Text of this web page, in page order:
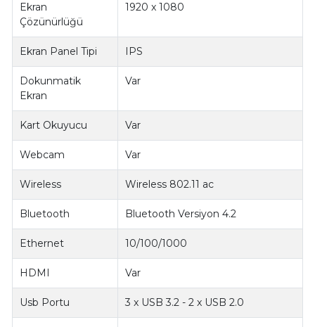
Ekran
Çözünürlüğü
1920 x 1080
Ekran Panel Tipi IPS
Dokunmatik
Ekran
Var
Kart Okuyucu Var
Webcam Var
Wireless Wireless 802.11 ac
Bluetooth Bluetooth Versiyon 4.2
Ethernet 10/100/1000
HDMI Var
Usb Portu 3 x USB 3.2 - 2 x USB 2.0